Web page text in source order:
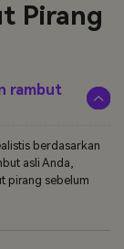
Pirang
rambut
berdasarkan
asli Anda,
pirang sebelum